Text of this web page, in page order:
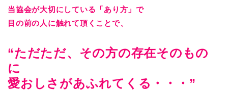
当協会が大切にしている「あり方」で
目の前の人に触れて頂くことで、
“ただただ、その方の存在そのもの
に
愛おしさがあふれてくる・・・”